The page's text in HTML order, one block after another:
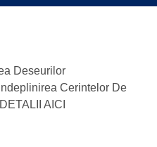
Deseurilor
Cerintelor De
AICI